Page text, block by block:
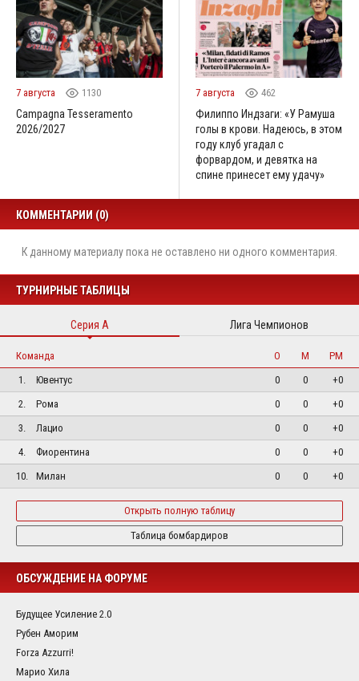
7 августа 1130
Campagna Tesseramento
2026/2027
7 августа 462
Филиппо Индзаги: «У Рамуша
голы в крови. Надеюсь, в этом
году клуб угадал с
форвардом, и девятка на
спине принесет ему удачу»
КОММЕНТАРИИ (0)
К данному материалу пока не оставлено ни одного комментария.
ТУРНИРНЫЕ ТАБЛИЦЫ
Серия А Лига Чемпионов
Команда О М
РМ
1.
Ювентус 0 0
+0
2.
Рома 0 0
+0
3.
Лацио 0 0
+0
4.
Фиорентина 0 0
+0
10.
Милан 0 0 +0
Открыть полную таблицу
Таблица бомбардиров
ОБСУЖДЕНИЕ НА ФОРУМЕ
Будущее Усиление 2.0
Рубен Аморим
Forza Azzurri!
Марио Хила